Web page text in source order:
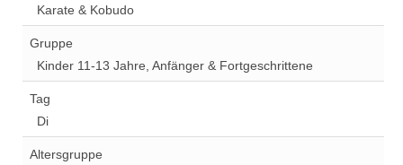
Karate & Kobudo
Gruppe
Kinder 11-13 Jahre, Anfänger & Fortgeschrittene
Tag
Di
Altersgruppe